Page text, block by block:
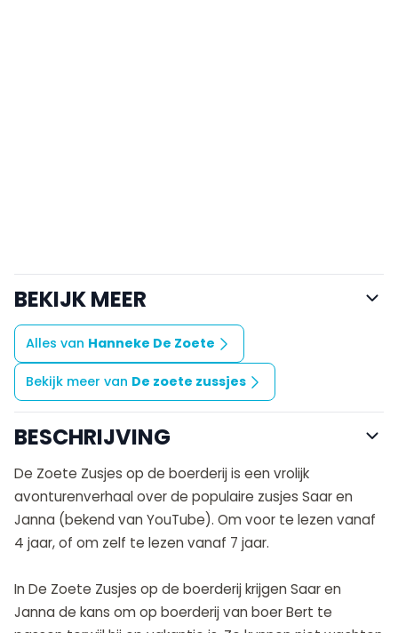
BEKIJK MEER
Alles van Hanneke De Zoete
Bekijk meer van De zoete zussjes
BESCHRIJVING
De Zoete Zusjes op de boerderij is een vrolijk
avonturenverhaal over de populaire zusjes Saar en
Janna (bekend van YouTube). Om voor te lezen vanaf
4 jaar, of om zelf te lezen vanaf 7 jaar.
In De Zoete Zusjes op de boerderij krijgen Saar en
Janna de kans om op boerderij van boer Bert te